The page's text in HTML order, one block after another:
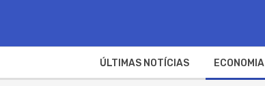
ÚLTIMAS NOTÍCIAS ECONOMIA